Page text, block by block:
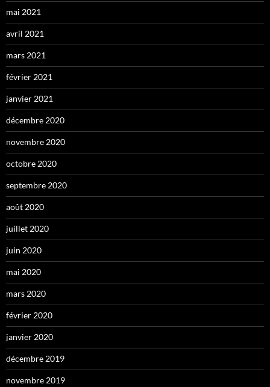
mai 2021
avril 2021
mars 2021
février 2021
janvier 2021
décembre 2020
novembre 2020
octobre 2020
septembre 2020
août 2020
juillet 2020
juin 2020
mai 2020
mars 2020
février 2020
janvier 2020
décembre 2019
novembre 2019